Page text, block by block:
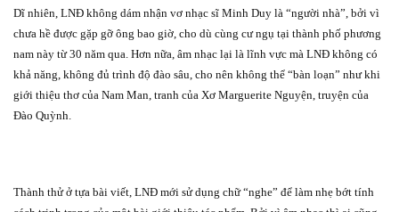
Dĩ nhiên, LNĐ không dám nhận vơ nhạc sĩ Minh Duy là “người nhà”, bởi vì
chưa hề được gặp gỡ ông bao giờ, cho dù cùng cư ngụ tại thành phố phương
nam này từ 30 năm qua. Hơn nữa, âm nhạc lại là lĩnh vực mà LNĐ không có
khả năng, không đủ trình độ đào sâu, cho nên không thể “bàn loạn” như khi
giới thiệu thơ của Nam Man, tranh của Xơ Marguerite Nguyện, truyện của
Đào Quỳnh.
Thành thử ở tựa bài viết, LNĐ mới sử dụng chữ “nghe” để làm nhẹ bớt tính